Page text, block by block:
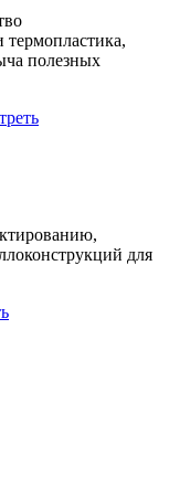
термопластика,
полезных
для